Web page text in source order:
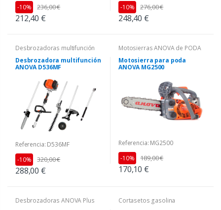
212,40 €
-10% 236,00 €
248,40 €
-10% 276,00 €
Desbrozadoras multifunción
Desbrozadora multifunción
ANOVA D536MF
Referencia: D536MF
288,00 €
-10% 320,00 €
Motosierras ANOVA de PODA
Motosierra para poda
ANOVA MG2500
Referencia: MG2500
170,10 €
-10% 189,00 €
Desbrozadoras ANOVA Plus
Cortasetos gasolina